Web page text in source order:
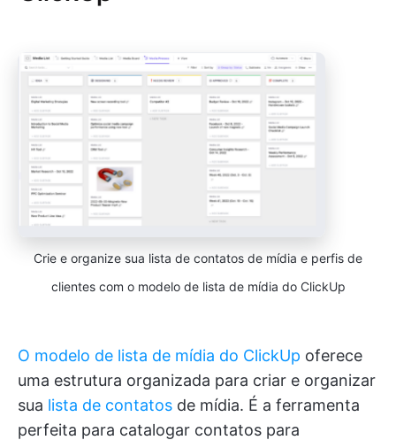
Crie e organize sua lista de contatos de mídia e perfis de
clientes com o modelo de lista de mídia do ClickUp
O modelo de lista de mídia do ClickUp oferece
uma estrutura organizada para criar e organizar
sua lista de contatos de mídia. É a ferramenta
perfeita para catalogar contatos para